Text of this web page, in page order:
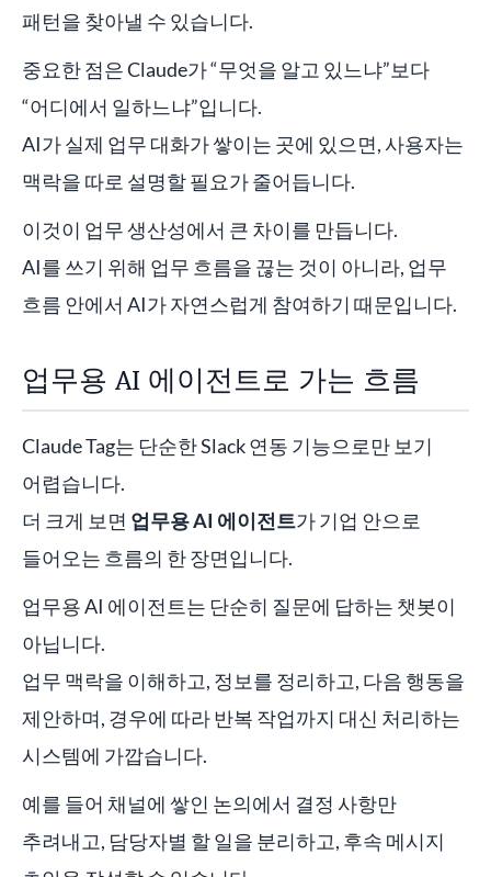
패턴을 찾아낼 수 있습니다.
중요한 점은 Claude가 “무엇을 알고 있느냐”보다
“어디에서 일하느냐”입니다.
AI가 실제 업무 대화가 쌓이는 곳에 있으면, 사용자는
맥락을 따로 설명할 필요가 줄어듭니다.
이것이 업무 생산성에서 큰 차이를 만듭니다.
AI를 쓰기 위해 업무 흐름을 끊는 것이 아니라, 업무
흐름 안에서 AI가 자연스럽게 참여하기 때문입니다.
업무용 AI 에이전트로 가는 흐름
Claude Tag는 단순한 Slack 연동 기능으로만 보기
어렵습니다.
더 크게 보면 업무용 AI 에이전트가 기업 안으로
들어오는 흐름의 한 장면입니다.
업무용 AI 에이전트는 단순히 질문에 답하는 챗봇이
아닙니다.
업무 맥락을 이해하고, 정보를 정리하고, 다음 행동을
제안하며, 경우에 따라 반복 작업까지 대신 처리하는
시스템에 가깝습니다.
예를 들어 채널에 쌓인 논의에서 결정 사항만
추려내고, 담당자별 할 일을 분리하고, 후속 메시지